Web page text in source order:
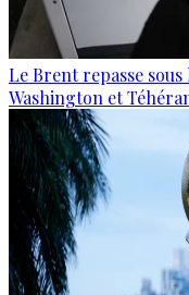
Le Brent repasse
Washington et